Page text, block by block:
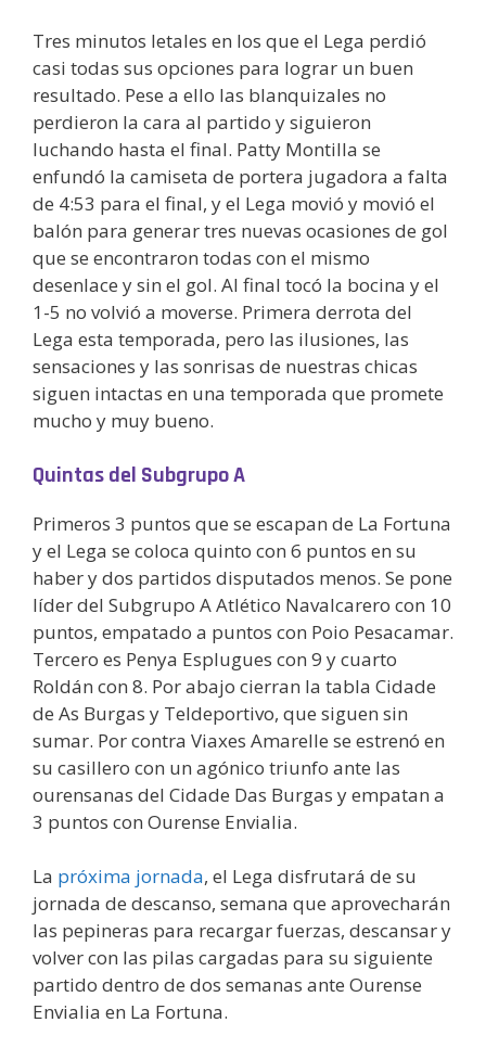
Tres minutos letales en los que el Lega perdió
casi todas sus opciones para lograr un buen
resultado. Pese a ello las blanquizales no
perdieron la cara al partido y siguieron
luchando hasta el final. Patty Montilla se
enfundó la camiseta de portera jugadora a falta
de 4:53 para el final, y el Lega movió y movió el
balón para generar tres nuevas ocasiones de gol
que se encontraron todas con el mismo
desenlace y sin el gol. Al final tocó la bocina y el
1-5 no volvió a moverse. Primera derrota del
Lega esta temporada, pero las ilusiones, las
sensaciones y las sonrisas de nuestras chicas
siguen intactas en una temporada que promete
mucho y muy bueno.
Quintas del Subgrupo A
Primeros 3 puntos que se escapan de La Fortuna
y el Lega se coloca quinto con 6 puntos en su
haber y dos partidos disputados menos. Se pone
líder del Subgrupo A Atlético Navalcarero con 10
puntos, empatado a puntos con Poio Pesacamar.
Tercero es Penya Esplugues con 9 y cuarto
Roldán con 8. Por abajo cierran la tabla Cidade
de As Burgas y Teldeportivo, que siguen sin
sumar. Por contra Viaxes Amarelle se estrenó en
su casillero con un agónico triunfo ante las
ourensanas del Cidade Das Burgas y empatan a
3 puntos con Ourense Envialia.
La próxima jornada, el Lega disfrutará de su
jornada de descanso, semana que aprovecharán
las pepineras para recargar fuerzas, descansar y
volver con las pilas cargadas para su siguiente
partido dentro de dos semanas ante Ourense
Envialia en La Fortuna.